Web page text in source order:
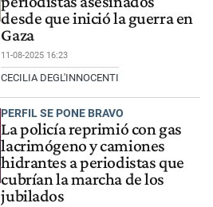
desde que inició la guerra en
Gaza
11-08-2025 16:23
CECILIA DEGL'INNOCENTI
PERFIL SE PONE BRAVO
La policía reprimió con gas
lacrimógeno y camiones
hidrantes a periodistas que
cubrían la marcha de los
jubilados